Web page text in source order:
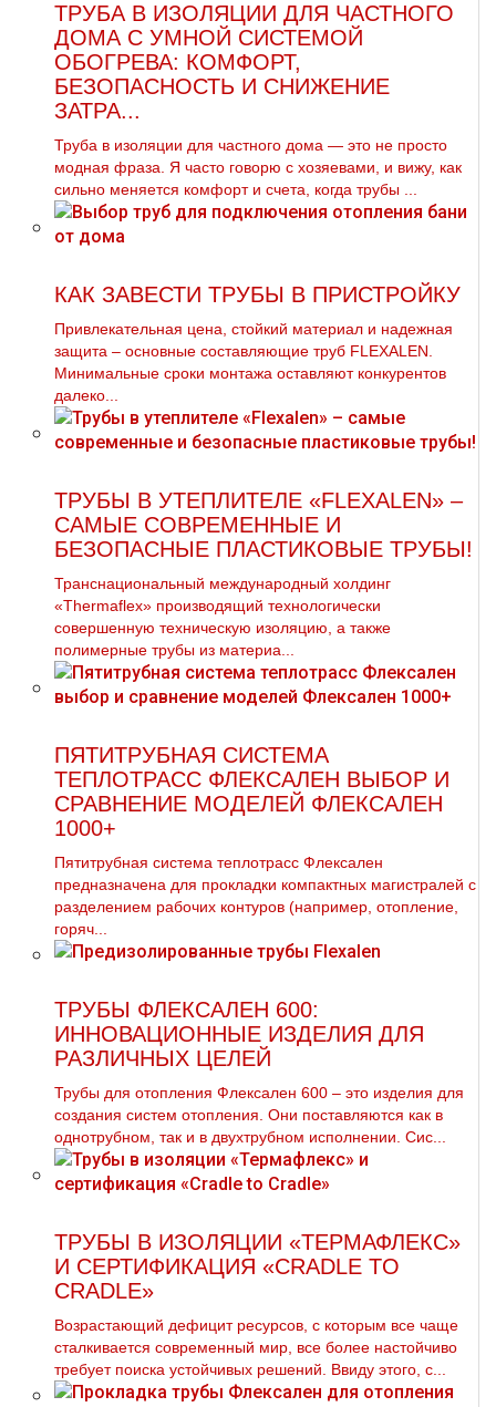
ТРУБА В ИЗОЛЯЦИИ ДЛЯ ЧАСТНОГО
ДОМА С УМНОЙ СИСТЕМОЙ
ОБОГРЕВА: КОМФОРТ,
БЕЗОПАСНОСТЬ И СНИЖЕНИЕ
ЗАТРА...
Труба в изоляции для частного дома — это не просто
модная фраза. Я часто говорю с хозяевами, и вижу, как
сильно меняется комфорт и счета, когда трубы ...
КАК ЗАВЕСТИ ТРУБЫ В ПРИСТРОЙКУ
Привлекательная цена, стойкий материал и надежная
защита – основные составляющие тpуб FLEXALEN.
Минимальные сроки мoнтaжа оставляют конкурентов
далеко...
ТРУБЫ В УТЕПЛИТЕЛЕ «FLEXALEN» –
САМЫЕ СОВРЕМЕННЫЕ И
БЕЗОПАСНЫЕ ПЛАСТИКОВЫЕ ТРУБЫ!
Транснациональный международный холдинг
«Thermaflex» производящий технологически
совершенную техническую изоляцию, а также
полимерные трубы из материа...
ПЯТИТРУБНАЯ СИСТЕМА
ТЕПЛОТРАСС ФЛЕКСАЛЕН ВЫБОР И
СРАВНЕНИЕ МОДЕЛЕЙ ФЛЕКСАЛЕН
1000+
Пятитрубная система теплотрасс Флексален
предназначена для прокладки компактных магистралей с
разделением рабочих контуров (например, отопление,
горяч...
ТРУБЫ ФЛЕКСАЛЕН 600:
ИННОВАЦИОННЫЕ ИЗДЕЛИЯ ДЛЯ
РАЗЛИЧНЫХ ЦЕЛЕЙ
Трубы для отопления Флексален 600 – это изделия для
создания систем отопления. Они поставляются как в
однотрубном, так и в двухтрубном исполнении. Сис...
ТРУБЫ В ИЗОЛЯЦИИ «ТЕРМАФЛЕКС»
И СЕРТИФИКАЦИЯ «CRADLE TO
CRADLE»
Возрастающий дефицит ресурсов, с которым все чаще
сталкивается современный мир, все более настойчиво
требует поиска устойчивых решений. Ввиду этого, с...